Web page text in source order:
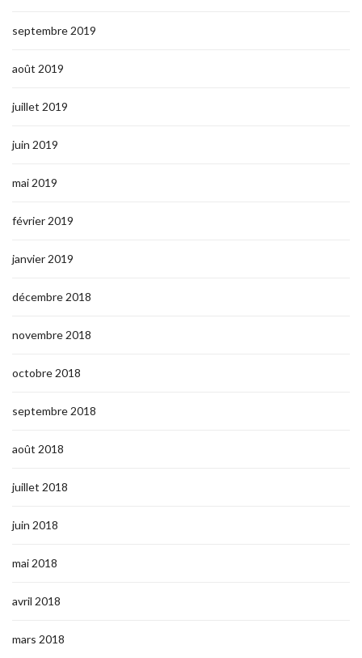
septembre 2019
août 2019
juillet 2019
juin 2019
mai 2019
février 2019
janvier 2019
décembre 2018
novembre 2018
octobre 2018
septembre 2018
août 2018
juillet 2018
juin 2018
mai 2018
avril 2018
mars 2018